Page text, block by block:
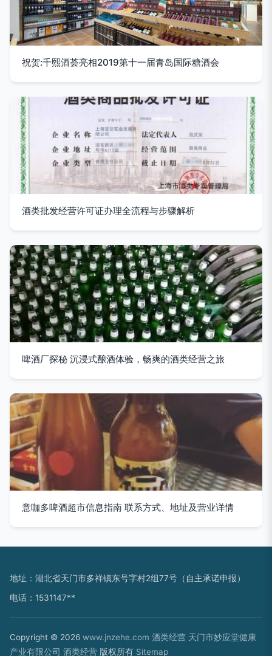
祝贺:千熙酒荟亮相2019第十一届青岛国际糖酒会
酒类批发经营许可证办理全流程与步骤解析
啤酒厂探秘 沉浸式酿酒体验，畅爽的酒类经营之旅
意咖多啤酒超市信息指南 联系方式、地址及营业详情
地址：湖北省天门市多祥镇东号字村2组77号（自主承诺申报）
电话：1531147**
Copyright © 2026 www.jnzehe.com 酒类经营 天门市妙应堂健康
产业有限公司 酒类经营 版权所有 Sitemap